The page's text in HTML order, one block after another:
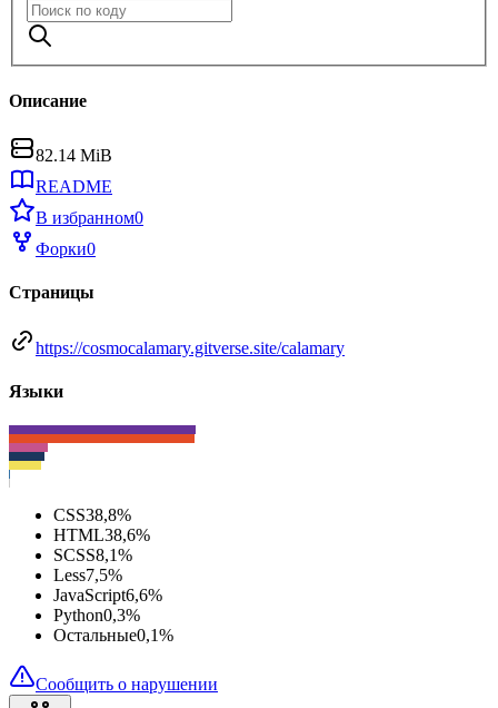
Описание
82.14 MiB
README
В избранном0
Форки0
Страницы
https://cosmocalamary.gitverse.site/calamary
Языки
CSS38,8%
HTML38,6%
SCSS8,1%
Less7,5%
JavaScript6,6%
Python0,3%
Остальные0,1%
Сообщить о нарушении